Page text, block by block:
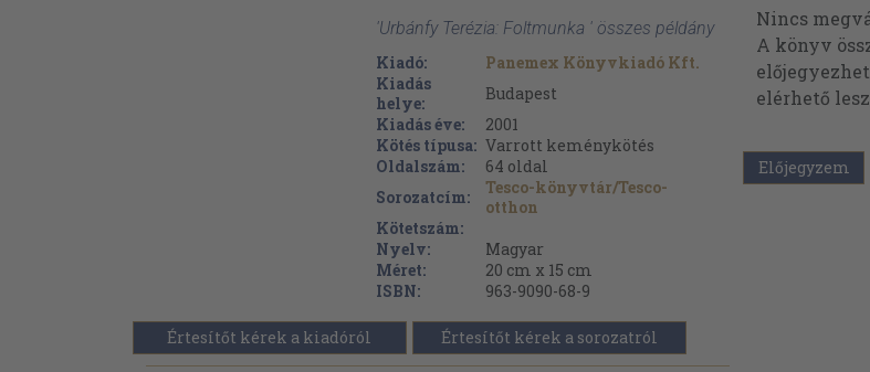
'Urbánfy Terézia: Foltmunka ' összes példány
Kiadó:
Panemex Könyvkiadó Kft.
Kiadás
helye:
Budapest
Kiadás éve:
2001
Kötés típusa: Varrott keménykötés
Oldalszám:
64 oldal
Sorozatcím:
Tesco-könyvtár/Tesco-
otthon
Kötetszám:
Nyelv:
Magyar
Méret:
20 cm x 15 cm
ISBN:
963-9090-68-9
Értesítőt kérek a kiadóról Értesítőt kérek a sorozatról
Nincs
A könyv
elérhető
Előjegyzem